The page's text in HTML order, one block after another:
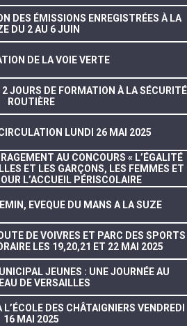
DES ÉMISSIONS ENREGISTRÉES À LA
DU 2 AU 6 JUIN
DE LA VOIE VERTE
2 JOURS DE FORMATION À LA SÉCURITÉ
ROUTIÈRE
LUNDI 26 MAI 2025
AU CONCOURS « L’ÉGALITÉ
ET LES GARÇONS, LES FEMMES ET
L’ACCUEIL PÉRISCOLAIRE
EVEQUE DU MANS A LA SUZE
DE VOIVRES ET PARC DES SPORTS
LES 19,20,21 ET 22 MAI 2025
JEUNES : UNE JOURNÉE AU
DE VERSAILLES
DES CHÂTAIGNIERS VENDREDI
16 MAI 2025